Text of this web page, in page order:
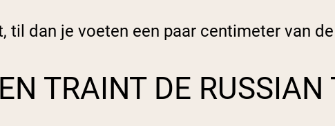
til dan je voeten een paar centimeter van
TRAINT DE RUSSIAN